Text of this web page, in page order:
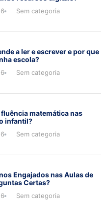
Sem categoria
a ler e escrever e por que
escola?
Sem categoria
matemática nas
infantil?
Sem categoria
Engajados nas Aulas de
Certas?
Sem categoria